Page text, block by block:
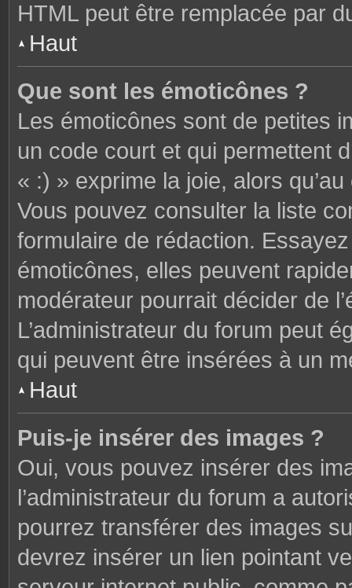
HTML peut être remplacée par
Haut
Que sont les émoticônes ?
Les émoticônes sont de petites
un code court et qui permettent
« :) » exprime la joie, alors
Vous pouvez consulter la liste
formulaire de rédaction.
émoticônes, elles peuvent
modérateur pourrait décider de
L’administrateur du forum peut
qui peuvent être insérées à un
Haut
Puis-je insérer des images ?
Oui, vous pouvez insérer des
l’administrateur du forum a
pourrez transférer des images
devrez insérer un lien pointant